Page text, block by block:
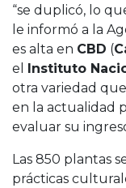
“se duplicó, lo
le informó a la
es alta en CBD (
el
Instituto
otra variedad
en la actualidad
evaluar su
Las 850 plantas
prácticas